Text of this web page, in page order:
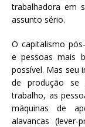
trabalhadora em
assunto sério.
O capitalismo
e pessoas mais
possível. Mas seu
de produção se
trabalho, as
máquinas de
alavancas (lever-